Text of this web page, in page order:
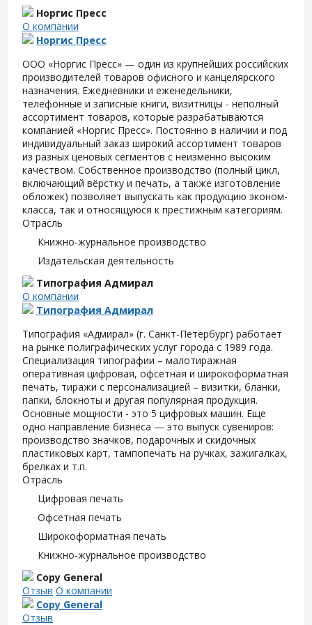
Норгис Пресс
О компании
Норгис Пресс
ООО «Норгис Пресс» — один из крупнейших российских
производителей товаров офисного и канцелярского
назначения. Ежедневники и еженедельники,
телефонные и записные книги, визитницы - неполный
ассортимент товаров, которые разрабатываются
компанией «Норгис Пресс». Постоянно в наличии и под
индивидуальный заказ широкий ассортимент товаров
из разных ценовых сегментов с неизменно высоким
качеством. Собственное производство (полный цикл,
включающий вёрстку и печать, а также изготовление
обложек) позволяет выпускать как продукцию эконом-
класса, так и относящуюся к престижным категориям.
Отрасль
Книжно-журнальное производство
Издательская деятельность
Типография Адмирал
О компании
Типография Адмирал
Типография «Адмирал» (г. Санкт-Петербург) работает
на рынке полиграфических услуг города с 1989 года.
Специализация типографии – малотиражная
оперативная цифровая, офсетная и широкоформатная
печать, тиражи с персонализацией – визитки, бланки,
папки, блокноты и другая популярная продукция.
Основные мощности - это 5 цифровых машин. Еще
одно направление бизнеса — это выпуск сувениров:
производство значков, подарочных и скидочных
пластиковых карт, тампопечать на ручках, зажигалках,
брелках и т.п.
Отрасль
Цифровая печать
Офсетная печать
Широкоформатная печать
Книжно-журнальное производство
Copy General
Отзыв О компании
Copy General
Отзыв